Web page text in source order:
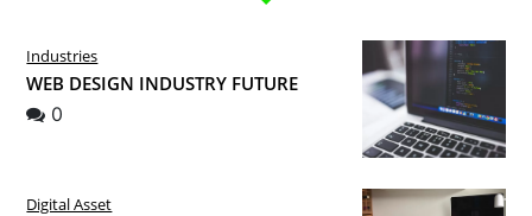
Industries
WEB DESIGN INDUSTRY FUTURE
0
Digital Asset